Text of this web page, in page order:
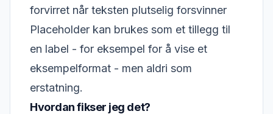
forvirret når teksten plutselig forsvinner
Placeholder kan brukes som et tillegg til
en label - for eksempel for å vise et
eksempelformat - men aldri som
erstatning.
Hvordan fikser jeg det?